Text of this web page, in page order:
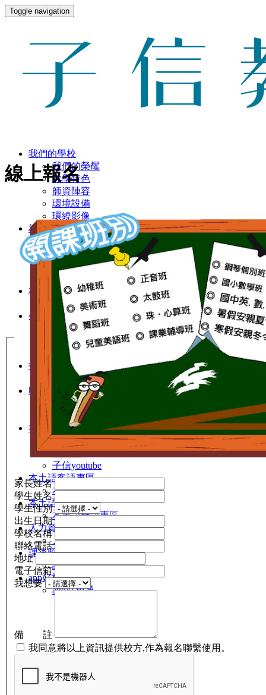
Toggle navigation
我們的學校
我們的榮耀
教學特色
師資陣容
環境設備
環繞影像
校園生活
作息表
餐點表
餐點檔案
行事曆表格
校園訊息
最新消息
生活點滴
校園相簿
班級相簿
活動影片
招生訊息
線上報名
聯絡我們
校園資料
與我聯絡
社群網站
子信幼兒園FB
子信IG
子信youtube
本土語客語專區
本土語客語專區
本土語母語專區
本土語母語專區
人力資源
人力資源
課後照顧服務專區
課表(寒假營)
app好校通
app好校通
線上報名
家長姓名
學生姓名
學生性別
出生日期
學校名稱
聯絡電話
地址
電子信箱
我想要
備 註
我同意將以上資訊提供校方,作為報名聯繫使用。